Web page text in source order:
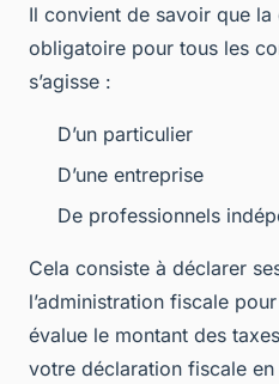
Il convient de savoir que
obligatoire pour tous les
s’agisse :
D’un particulier
D’une entreprise
De professionnels
Cela consiste à déclarer
l’administration fiscale
évalue le montant des
votre déclaration fiscale en